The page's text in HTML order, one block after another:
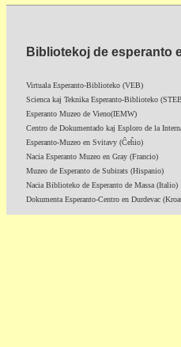
Bibliotekoj de esperanto
Virtuala Esperanto-Biblioteko (VEB)
Scienca kaj Teknika Esperanto-Biblioteko
Esperanto Muzeo de Vieno(IEMW)
Centro de Dokumentado kaj Esploro de la
Esperanto-Muzeo en Svitavy (Ĉeĥio)
Nacia Esperanto Muzeo en Gray (Francio)
Muzeo de Esperanto de Subirats (Hispanio)
Nacia Biblioteko de Esperanto de Massa (Italio)
Dokumenta Esperanto-Centro en Durdevac